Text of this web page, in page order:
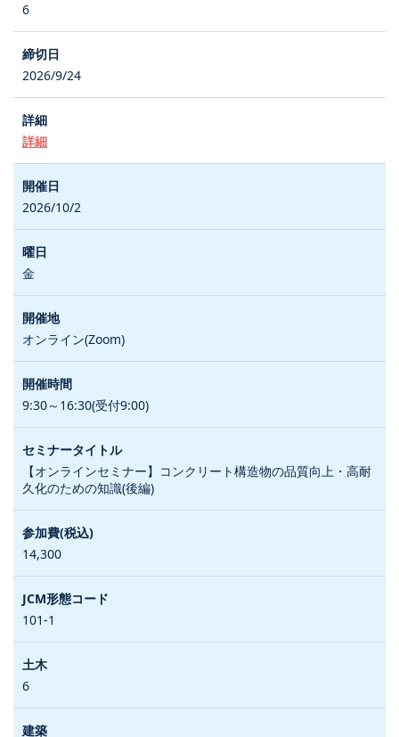
6
2026/9/24
詳細
2026/10/2
金
オンライン(Zoom)
9:30～16:30(受付9:00)
【オンラインセミナー】コンクリート構造物の品質向上・高耐
久化のための知識(後編)
14,300
101-1
6